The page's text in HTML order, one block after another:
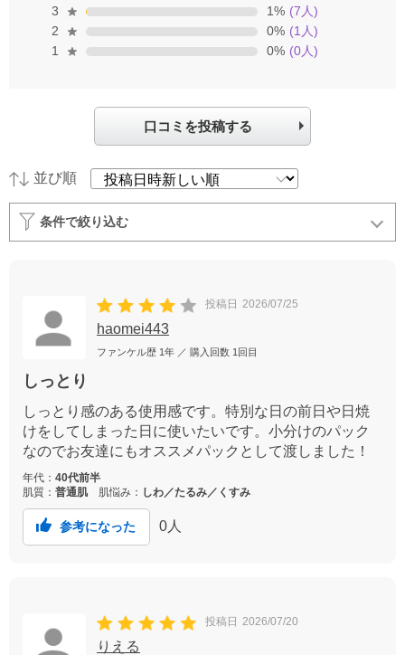
3
1% (7人)
2
0% (1人)
1
0% (0人)
口コミを投稿する
並び順
条件で絞り込む
投稿日 2026/07/25
haomei443
ファンケル歴 1年 ／ 購入回数 1回目
しっとり
しっとり感のある使用感です。特別な日の前日や日焼
けをしてしまった日に使いたいです。小分けのパック
なのでお友達にもオススメパックとして渡しました！
年代： 40代前半
肌質： 普通肌 肌悩み： しわ／たるみ／くすみ
参考になった 0 人
投稿日 2026/07/20
りえる